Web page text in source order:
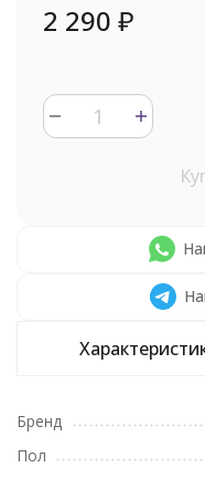
2 290 ₽
Бренд
Пол